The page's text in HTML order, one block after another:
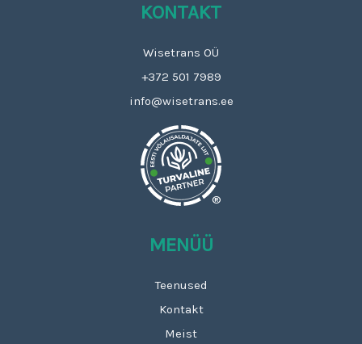
KONTAKT
Wisetrans OÜ
+372 501 7989
info@wisetrans.ee
®
MENÜÜ
Teenused
Kontakt
Meist